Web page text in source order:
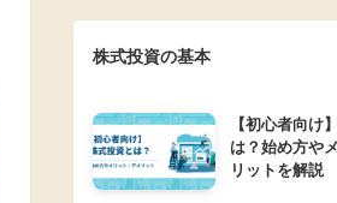
株式投資の基本
【初心者向け
は？始め方や
リットを解説